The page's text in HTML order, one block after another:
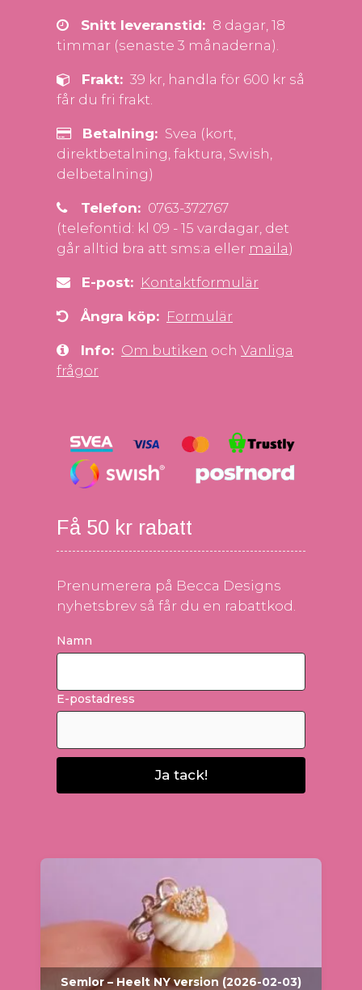
Snitt leveranstid: 8 dagar, 18
timmar (senaste 3 månaderna).
Frakt: 39 kr, handla för 600 kr så
får du fri frakt.
Betalning: Svea (kort,
direktbetalning, faktura, Swish,
delbetalning)
Telefon: 0763-372767
(telefontid: kl 09 - 15 vardagar, det
går alltid bra att sms:a eller maila)
E-post: Kontaktformulär
Ångra köp: Formulär
Info: Om butiken och Vanliga
frågor
Få 50 kr rabatt
Prenumerera på Becca Designs
nyhetsbrev så får du en rabattkod.
Namn
E-postadress
Ja tack!
Semlor – Heelt NY version (2026-02-03)